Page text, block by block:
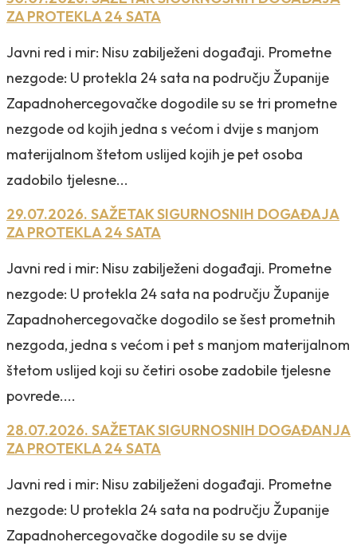
ZA PROTEKLA 24 SATA
Javni red i mir: Nisu zabilježeni događaji. Prometne
nezgode: U protekla 24 sata na području Županije
Zapadnohercegovačke dogodile su se tri prometne
nezgode od kojih jedna s većom i dvije s manjom
materijalnom štetom uslijed kojih je pet osoba
zadobilo tjelesne...
29.07.2026. SAŽETAK SIGURNOSNIH DOGAĐAJA
ZA PROTEKLA 24 SATA
Javni red i mir: Nisu zabilježeni događaji. Prometne
nezgode: U protekla 24 sata na području Županije
Zapadnohercegovačke dogodilo se šest prometnih
nezgoda, jedna s većom i pet s manjom materijalnom
štetom uslijed koji su četiri osobe zadobile tjelesne
povrede....
28.07.2026. SAŽETAK SIGURNOSNIH DOGAĐANJA
ZA PROTEKLA 24 SATA
Javni red i mir: Nisu zabilježeni događaji. Prometne
nezgode: U protekla 24 sata na području Županije
Zapadnohercegovačke dogodile su se dvije